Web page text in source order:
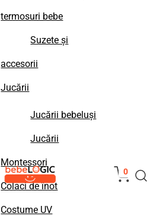
termosuri bebe
Suzete și
accesorii
Jucării
Jucării bebeluși
Jucării
Montessori
Colaci de înot
Costume UV
0